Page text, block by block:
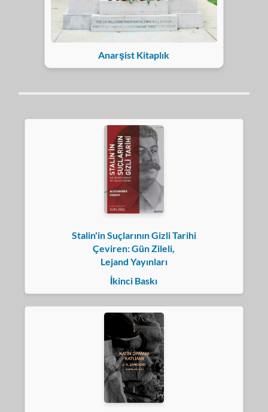
Anarşist Kitaplık
Stalin'in Suçlarının Gizli Tarihi
Çeviren: Gün Zileli,
Lejand Yayınları
İkinci Baskı